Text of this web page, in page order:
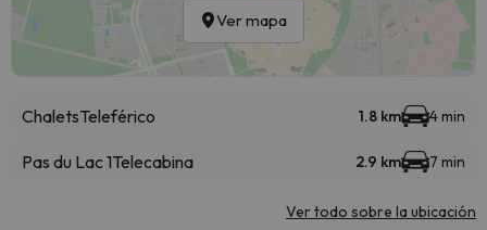
Ver mapa
ChaletsTeleférico 1.8 km 4 min
Pas du Lac 1Telecabina 2.9 km 7 min
Ver todo sobre la ubicación